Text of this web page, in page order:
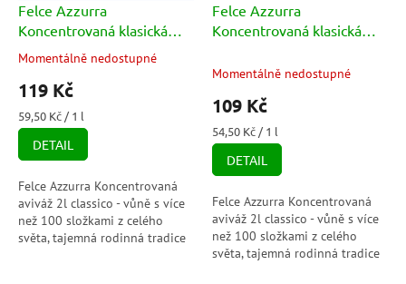
Felce Azzurra
Koncentrovaná klasická
aviváž 2l
Průměrné
hodnocení
produktu
je
5,0
5
hvězdiček.
Momentálně nedostupné
119 Kč
Měrná
cena:
59,50 Kč / 1 l
DETAIL
Felce Azzurra Koncentrovaná
aviváž 2l classico - vůně s více
než 100 složkami z celého
světa, tajemná rodinná tradice
Felce Azzurra
Koncentrovaná klasická
Momentálně nedostupné
109 Kč
Měrná
cena:
54,50 Kč / 1 l
DETAIL
Felce Azzurra Koncentrovaná
aviváž 2l classico - vůně s více
než 100 složkami z celého
světa, tajemná rodinná tradice